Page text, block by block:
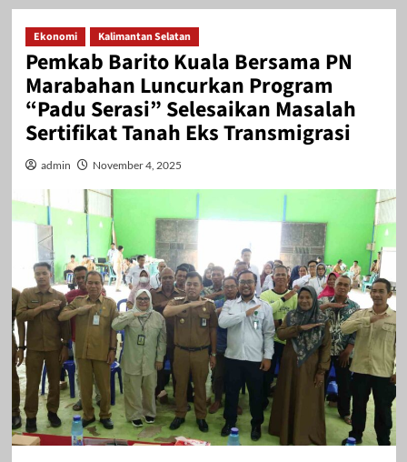
Ekonomi Kalimantan Selatan
Pemkab Barito Kuala Bersama PN
Marabahan Luncurkan Program
“Padu Serasi” Selesaikan Masalah
Sertifikat Tanah Eks Transmigrasi
admin November 4, 2025